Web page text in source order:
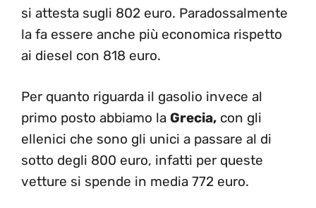
si attesta sugli 802 euro. Paradossalmente
la fa essere anche più economica rispetto
ai diesel con 818 euro.
Per quanto riguarda il gasolio invece al
primo posto abbiamo la Grecia, con gli
ellenici che sono gli unici a passare al di
sotto degli 800 euro, infatti per queste
vetture si spende in media 772 euro.